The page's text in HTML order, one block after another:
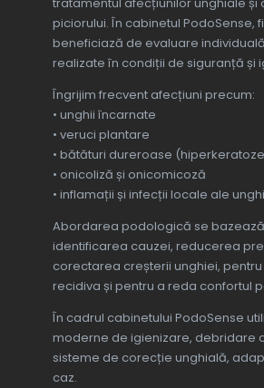
tratamentul afecțiunilor unghiale și
piciorului. În cabinetul PodoSense,
beneficiază de evaluare
realizate în condiții de siguranță și
Îngrijim frecvent afecțiuni precum:
• unghii încarnate
• veruci plantare
• bătături dureroase
• onicoliză și onicomicoză
• inflamații și infecții locale ale
Abordarea podologică se
identificarea cauzei, reducerea
corectarea creșterii unghiei,
recidiva și pentru a reda confortul
În cadrul cabinetului PodoSense
moderne de igienizare, debridare
sisteme de corecție unghială,
caz.